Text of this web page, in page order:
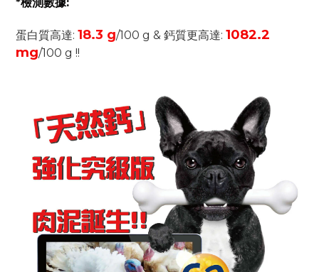
蛋白質高達: 18.3 g/100 g & 鈣質更高達: 1082.2
mg/100 g !!